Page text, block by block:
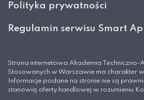
Polityka prywatności
Regulamin serwisu Smart
Strona internetowa Akademia Techniczno-
Stosowanych w Warszawie ma charakter
Informacje podane na stronie nie są
stanowią oferty handlowej w rozumieniu